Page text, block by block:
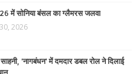
में सोनिया बंसल का ग्लैमरस जलवा
2026
'नागबंधन' में दमदार डबल रोल ने दिलाई